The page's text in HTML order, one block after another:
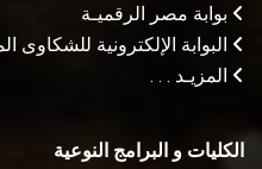
بوابة مصر الرقميـة
البوابة الإلكترونية للشكاوى
المزيـد . . .
الكليات و البرامج النوعية